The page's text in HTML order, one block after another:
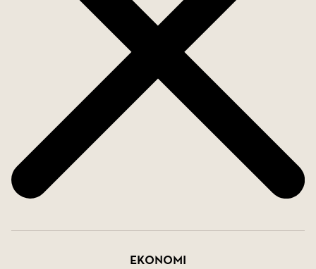
Hela fastigheten är väl omhändertagen. Tomten
omgärdas av lummig och grönskande växtlighet
samt erbjuder en friggebod samt utmärkta
uteplatser i olika väderstreck, bilen parkerar man
med fördel på uppfarten eller i garaget. Här bor
man på ypperligt bra läge i trivsamma och lugna
kvarter med närhet till Linköping
Missa inte chansen att äga denna pärla i
Nytt pooltak är monterat:Ekonomi